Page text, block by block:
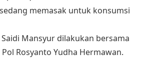
memasak untuk konsumsi
Mansyur dilakukan bersama
Rosyanto Yudha Hermawan.